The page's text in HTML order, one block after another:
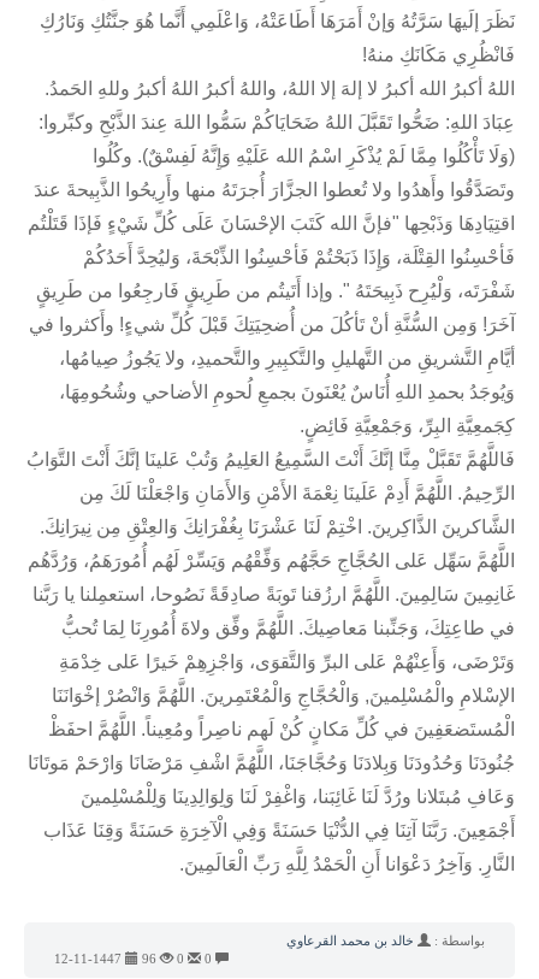
نَظَرَ إلَيهَا سَرَّتُهُ وَإنْ أَمَرَهَا أَطَاعَتْهُ، وَاعْلَمِي أَنَّما هُوَ جنَّتُكِ وَنَارُكِ
فَانْظُرِي مَكَانَكِ منهُ!
اللهُ أكبرُ الله أكبرُ لا إلهَ إلا اللهُ، واللهُ أكبرُ اللهُ أكبرُ وللهِ الحَمدُ.
عِبَادَ اللهِ: ضَحُّوا تَقَبَّلَ اللهُ ضَحَايَاكُمْ سَمُّوا اللهَ عِندَ الذَّبْحِ وكبِّروا:
(وَلَا تَأْكُلُوا مِمَّا لَمْ يُذْكَرِ اسْمُ الله عَلَيْهِ وَإِنَّهُ لَفِسْقٌ). وكُلُوا
وتَصَدَّقُوا وأَهدُوا ولا تُعطوا الجزَّارَ أُجرَتَهُ منها وأَرِيحُوا الذَّبِيحةَ عندَ
اقتِيَادِهَا وَذَبْحِها "فإنَّ الله كَتَبَ الإحْسَانَ عَلَى كُلِّ شَيْءٍ فَإذَا قَتَلْتُم
فَأحْسِنُوا القِتْلَة، وَإِذَا ذَبَحْتُمْ فَأحْسِنُوا الذِّبْحَةَ، وَليُحِدَّ أَحَدُكُمْ
شَفْرَتَه، وَلْيُرِح ذَبِيحَتَهُ ". وإذا أَتَيتُم من طَرِيقٍ فَارجِعُوا من طَرِيقٍ
آخَرَ! وَمِن السُّنَّةِ أنْ تَأكُلَ من أُضحِيَتِكَ قَبْلَ كُلِّ شيءٍ! وأَكثروا في
أيَّامِ التَّشريقِ من التَّهليلِ والتَّكبِيرِ والتَّحميدِ، ولا يَجُوزُ صِيامُها،
وَيُوجَدُ بحمدِ اللهِ أُنَاسٌ يُعْنَونَ بجمعِ لُحومِ الأضاحي وشُحُومِهَا،
كِجَمعِيَّةِ البِرِّ، وَجَمْعِيَّةِ فَائِضٍ.
فَاللَّهُمَّ تَقَبَّلْ مِنَّا إنَّكَ أَنْتَ السَّمِيعُ العَلِيمُ وَتُبْ عَلينَا إنَّكَ أَنْتَ التَّوَابُ
الرِّحِيمُ. اللَّهُمَّ أَدِمْ عَلَينَا نِعْمَةَ الأَمْنِ وَالأَمَانِ وَاجْعَلْنَا لَكَ مِن
الشَّاكرينَ الذَّاكِرينَ. اخْتِمْ لَنَا عَشْرَنَا بِغُفْرَانِكَ وَالعِتْقِ مِن نِيرَانِكَ.
اللَّهُمَّ سَهِّل عَلى الحُجَّاجِ حَجَّهُم وَفِّقْهُم وَيَسِّرْ لَهُم أُمُورَهَمُ، وَرُدَّهُم
غَانِمِينَ سَالِمِينَ. اللَّهُمَّ ارزُقنا تَوبَةً صادِقَةً نَصُوحا، استعمِلنا يا رَبَّنا
في طاعِتِكَ، وَجَنِّبنا مَعاصِيكَ. اللَّهُمَّ وفِّق ولاةَ أُمُورِنَا لِمَا تُحبُّ
وَتَرْضَى، وَأَعِنْهُمْ عَلى البرِّ وَالتَّقوَى، وَاجْزِهِمْ خَيرًا عَلى خِدْمَةِ
الإسْلامِ والْمُسْلِمينَ, وَالْحُجَّاجِ وَالْمُعْتَمِرينَ. اللَّهُمَّ وَانْصُرْ إخْوَانَنَا
الْمُستَضعَفِينَ في كُلِّ مَكانٍ كُنْ لَهم ناصِراً ومُعِيناً. اللَّهُمَّ احفَظْ
جُنُودَنَا وَحُدُودَنَا وَبِلادَنَا وَحُجَّاجَنَا، اللَّهُمَّ اشْفِ مَرْضَانَا وَارْحَمْ مَوتَانَا
وَعَافِ مُبتَلانا ورُدَّ لَنَا غَائِبَنا، وَاغْفِرْ لَنَا وَلِوَالِدِينَا وَلِلْمُسْلِمينَ
أَجْمَعِينَ. رَبَّنَا آتِنَا فِي الدُّنْيَا حَسَنَةً وَفِي الْآخِرَةِ حَسَنَةً وَقِنَا عَذَاب
النَّارِ. وَآخِرُ دَعْوَانا أَنِ الْحَمْدُ لِلَّهِ رَبِّ الْعَالَمِينَ.
بواسطة :
خالد بن محمد القرعاوي
96